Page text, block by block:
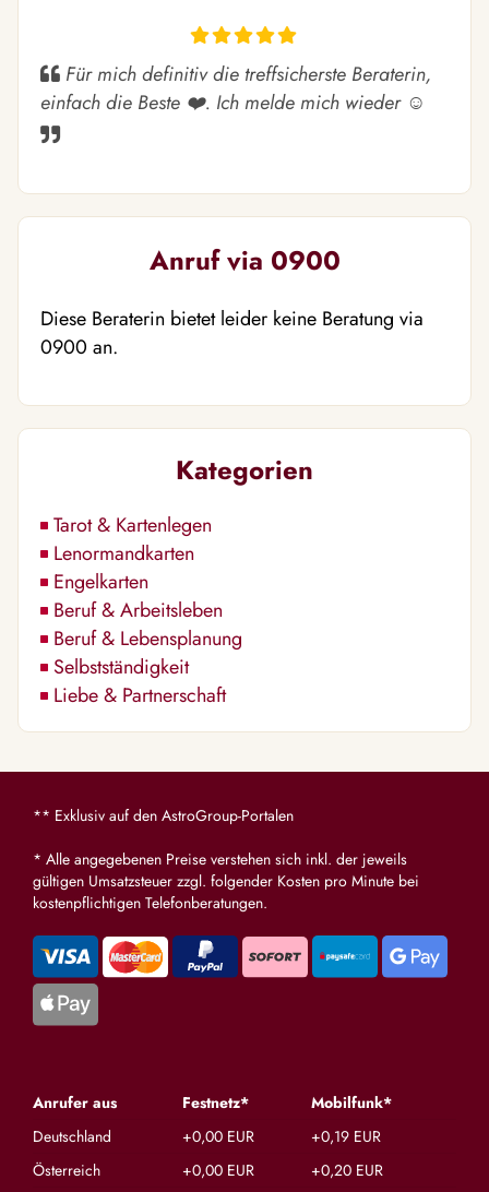
Für mich definitiv die treffsicherste Beraterin,
einfach die Beste ❤️. Ich melde mich wieder ☺️
Anruf via 0900
Diese Beraterin bietet leider keine Beratung via
0900 an.
Kategorien
Tarot & Kartenlegen
Lenormandkarten
Engelkarten
Beruf & Arbeitsleben
Beruf & Lebensplanung
Selbstständigkeit
Liebe & Partnerschaft
** Exklusiv auf den AstroGroup-Portalen
* Alle angegebenen Preise verstehen sich inkl. der jeweils
gültigen Umsatzsteuer zzgl. folgender Kosten pro Minute bei
kostenpflichtigen Telefonberatungen.
Anrufer aus Festnetz*
Mobilfunk*
Deutschland
+0,00 EUR
+0,19 EUR
Österreich
+0,00 EUR
+0,20 EUR